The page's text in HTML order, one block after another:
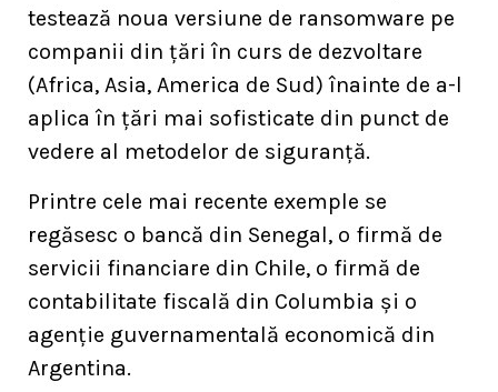
testează noua versiune de ransomware pe
companii din țări în curs de dezvoltare
(Africa, Asia, America de Sud) înainte de a-l
aplica în țări mai sofisticate din punct de
vedere al metodelor de siguranță.
Printre cele mai recente exemple se
regăsesc o bancă din Senegal, o firmă de
servicii financiare din Chile, o firmă de
contabilitate fiscală din Columbia și o
agenție guvernamentală economică din
Argentina.